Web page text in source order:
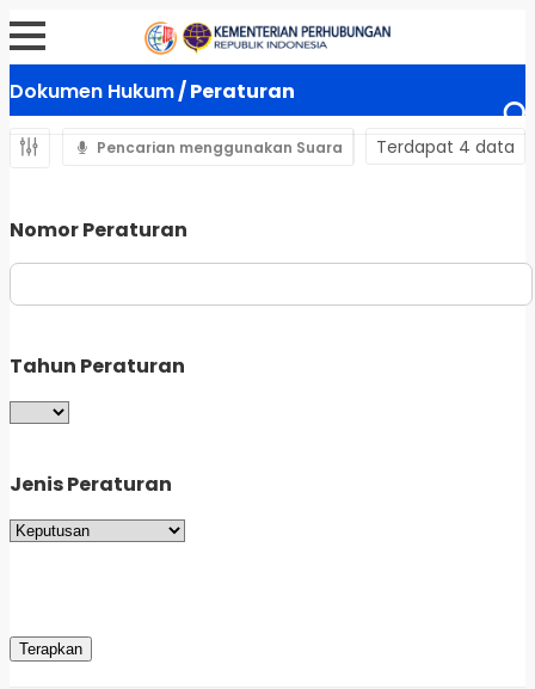
Dokumen Hukum/ Peraturan
Pencarian menggunakan Suara Terdapat 4 data
Nomor Peraturan
Tahun Peraturan
Jenis Peraturan